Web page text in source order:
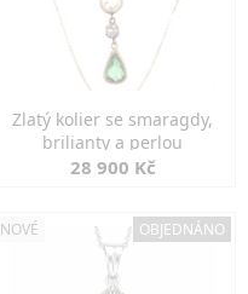
Zlatý kolier se smaragdy,
brilianty a perlou
28 900 Kč
NOVÉ OBJEDNÁNO